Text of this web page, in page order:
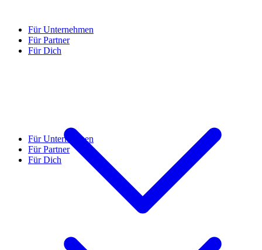
Für Unternehmen
Für Partner
Für Dich
Für Unternehmen
Für Partner
Für Dich